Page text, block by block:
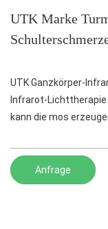
UTK Marke
UTK Ganzkörper-
Infrarot-
kann die mos
Anfrage